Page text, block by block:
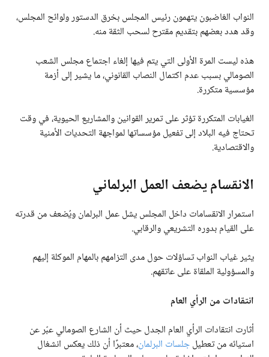
النواب الغاضبون يتهمون رئيس المجلس بخرق الدستور ولوائح المجلس،
وقد هدد بعضهم بتقديم مقترح لسحب الثقة منه.
هذه ليست المرة الأولى التي يتم فيها إلغاء اجتماع مجلس الشعب
الصومالي بسبب عدم اكتمال النصاب القانوني، ما يشير إلى أزمة
مؤسسية متكررة.
الغيابات المتكررة تؤثر على تمرير القوانين والمشاريع الحيوية، في وقت
تحتاج فيه البلاد إلى تفعيل مؤسساتها لمواجهة التحديات الأمنية
والاقتصادية.
الانقسام يضعف العمل البرلماني
استمرار الانقسامات داخل المجلس يشل عمل البرلمان ويُضعف من قدرته
على القيام بدوره التشريعي والرقابي.
يثير غياب النواب تساؤلات حول مدى التزامهم بالمهام الموكلة إليهم
والمسؤولية الملقاة على عاتقهم.
انتقادات من الرأي العام
أثارت انتقادات الرأي العام الجدل حيث أن الشارع الصومالي عبّر عن
استيائه من تعطيلجلسات البرلمان، معتبرًا أن ذلك يعكس انشغال